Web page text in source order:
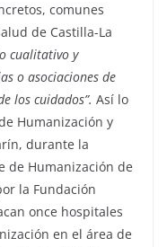
comunes
de Castilla-La
cualitativo y
o asociaciones de
los cuidados”. Así lo
Humanización y
durante la
de Humanización de
la Fundación
once hospitales
en el área de